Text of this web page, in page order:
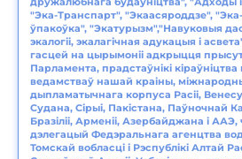
"Эка-Транспарт", "Экаасяроддзе",
ўпакоўка", "Экатурызм","Навуковыя
экалогіі, экалагічная адукацыя і
гасцей на цырымоніі адкрыцця
Парламента, прадстаўнікі кіраўніцтва
ведамстваў нашай краіны,
дыпламатычнага корпуса Расіі,
Судана, Сірыі, Пакістана, Паўночнай
Бразіліі, Арменіі, Азербайджана і
дэлегацый Федэральнага агенцтва
Томскай вобласці і Рэспублікі Алтай